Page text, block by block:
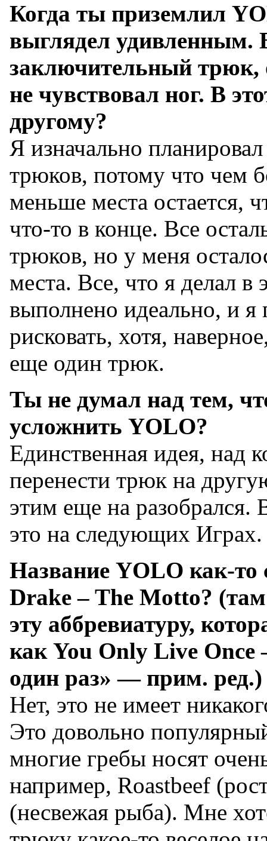
Когда ты приземлил
выглядел удивленным.
заключительный трюк,
не чувствовал ног. В
другому?
Я изначально планировал
трюков, потому что чем
меньше места остается,
что-то в конце. Все
трюков, но у меня
места. Все, что я делал
выполнено идеально, и я
рисковать, хотя,
еще один трюк.
Ты не думал над тем,
усложнить YOLO?
Единственная идея, над
перенести трюк на
этим еще на
это на следующих Играх.
Название YOLO как-то
Drake – The Motto?
эту аббревиатуру,
как You Only Live
один раз» — прим. ред.)
Нет, это не имеет
Это довольно
многие гребы носят
например, Roastbeef
(несвежая рыба). Мне